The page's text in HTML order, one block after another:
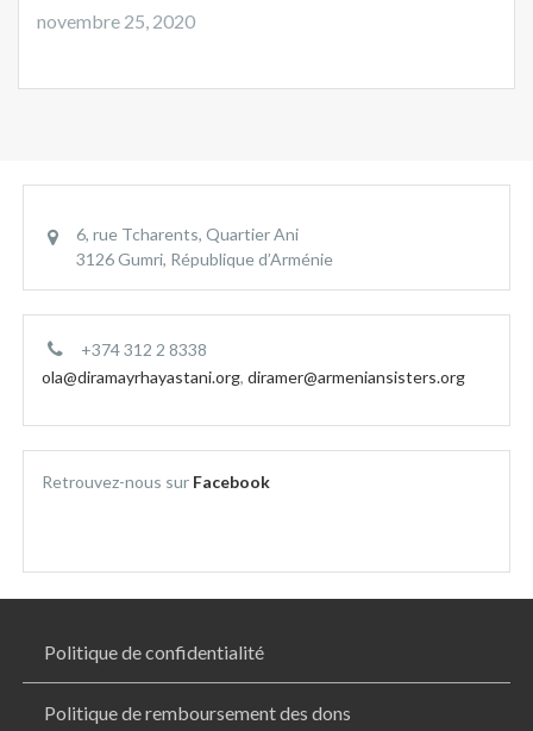
novembre 25, 2020
6, rue Tcharents, Quartier Ani
3126 Gumri, République d’Arménie
+374 312 2 8338
ola@diramayrhayastani.org,diramer@armeniansisters.org
Retrouvez-nous sur Facebook
Politique de confidentialité
Politique de remboursement des dons